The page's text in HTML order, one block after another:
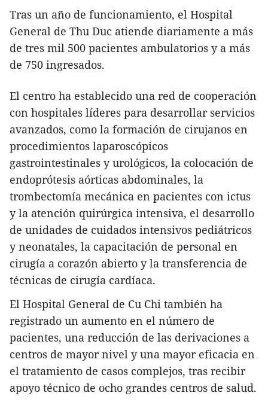
Tras un año de funcionamiento, el Hospital
General de Thu Duc atiende diariamente a más
de tres mil 500 pacientes ambulatorios y a más
de 750 ingresados.
El centro ha establecido una red de cooperación
con hospitales líderes para desarrollar servicios
avanzados, como la formación de cirujanos en
procedimientos laparoscópicos
gastrointestinales y urológicos, la colocación de
endoprótesis aórticas abdominales, la
trombectomía mecánica en pacientes con ictus
y la atención quirúrgica intensiva, el desarrollo
de unidades de cuidados intensivos pediátricos
y neonatales, la capacitación de personal en
cirugía a corazón abierto y la transferencia de
técnicas de cirugía cardíaca.
El Hospital General de Cu Chi también ha
registrado un aumento en el número de
pacientes, una reducción de las derivaciones a
centros de mayor nivel y una mayor eficacia en
el tratamiento de casos complejos, tras recibir
apoyo técnico de ocho grandes centros de salud.